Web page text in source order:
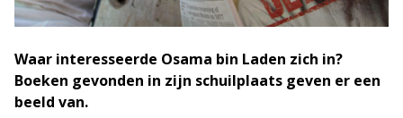
Waar interesseerde Osama bin Laden zich in?
Boeken gevonden in zijn schuilplaats geven er een
beeld van.